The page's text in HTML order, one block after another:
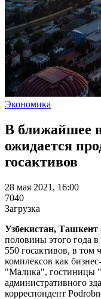
Экономика
В ближайшее
ожидается
госактивов
28 мая 2021, 16:00
7040
Загрузка
Узбекистан,
половины этого года
550 госактивов, в
комплексов как
"Малика", гостиницы
административного
корреспондент